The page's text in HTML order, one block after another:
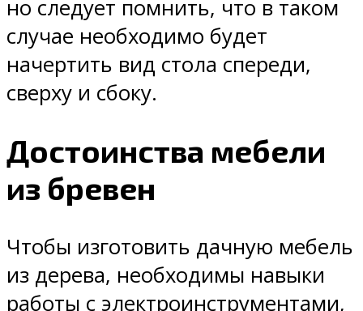
но следует помнить, что в таком
случае необходимо будет
начертить вид стола спереди,
сверху и сбоку.
Достоинства мебели
из бревен
Чтобы изготовить дачную мебель
из дерева, необходимы навыки
работы с электроинструментами,